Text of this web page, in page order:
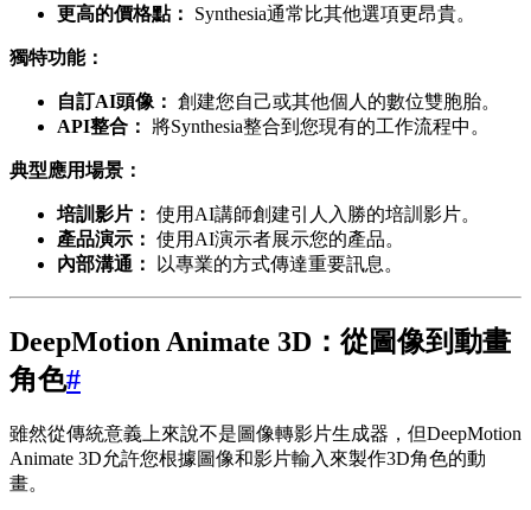
更高的價格點：
Synthesia通常比其他選項更昂貴。
獨特功能：
自訂AI頭像： 創建您自己或其他個人的數位雙胞胎。
API整合：
將Synthesia整合到您現有的工作流程中。
典型應用場景：
培訓影片： 使用AI講師創建引人入勝的培訓影片。
產品演示： 使用AI演示者展示您的產品。
內部溝通：
以專業的方式傳達重要訊息。
DeepMotion Animate 3D：從圖像到動畫
角色#
雖然從傳統意義上來說不是圖像轉影片生成器，但DeepMotion
Animate 3D允許您根據圖像和影片輸入來製作3D角色的動
畫。